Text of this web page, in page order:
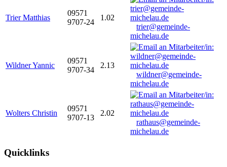
Trier Matthias
09571
9707-24
1.02
trier@gemeinde-
michelau.de
Wildner Yannic
09571
9707-34
2.13
wildner@gemeinde-
michelau.de
Wolters Christin
09571
9707-13
2.02
rathaus@gemeinde-
michelau.de
Quicklinks